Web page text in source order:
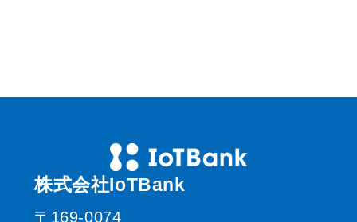
株式会社IoTBank
〒169-0074